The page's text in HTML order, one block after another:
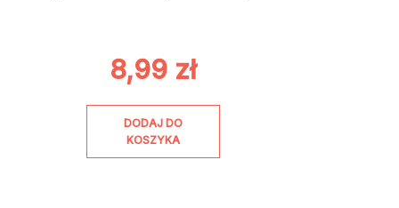
8,99 zł
DODAJ DO
KOSZYKA